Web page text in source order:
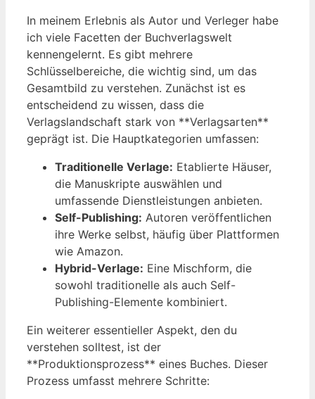
In meinem Erlebnis als Autor und Verleger habe
ich viele Facetten der Buchverlagswelt
kennengelernt. Es gibt mehrere
Schlüsselbereiche, die wichtig sind, um das
Gesamtbild zu verstehen. Zunächst ist es
entscheidend zu wissen, dass die
Verlagslandschaft stark von **Verlagsarten**
geprägt ist. Die Hauptkategorien umfassen:
Traditionelle Verlage: Etablierte Häuser,
die Manuskripte auswählen und
umfassende Dienstleistungen anbieten.
Self-Publishing: Autoren veröffentlichen
ihre Werke selbst, häufig über Plattformen
wie Amazon.
Hybrid-Verlage: Eine Mischform, die
sowohl traditionelle als auch Self-
Publishing-Elemente kombiniert.
Ein weiterer essentieller Aspekt, den du
verstehen solltest, ist der
**Produktionsprozess** eines Buches. Dieser
Prozess umfasst mehrere Schritte: